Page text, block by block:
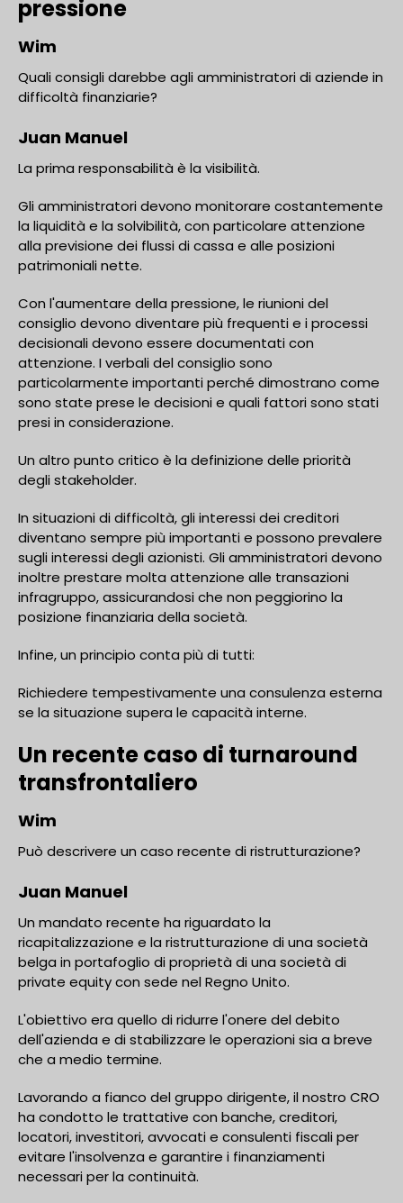
pressione
Wim
Quali consigli darebbe agli amministratori di aziende in
difficoltà finanziarie?
Juan Manuel
La prima responsabilità è la visibilità.
Gli amministratori devono monitorare costantemente
la liquidità e la solvibilità, con particolare attenzione
alla previsione dei flussi di cassa e alle posizioni
patrimoniali nette.
Con l'aumentare della pressione, le riunioni del
consiglio devono diventare più frequenti e i processi
decisionali devono essere documentati con
attenzione. I verbali del consiglio sono
particolarmente importanti perché dimostrano come
sono state prese le decisioni e quali fattori sono stati
presi in considerazione.
Un altro punto critico è la definizione delle priorità
degli stakeholder.
In situazioni di difficoltà, gli interessi dei creditori
diventano sempre più importanti e possono prevalere
sugli interessi degli azionisti. Gli amministratori devono
inoltre prestare molta attenzione alle transazioni
infragruppo, assicurandosi che non peggiorino la
posizione finanziaria della società.
Infine, un principio conta più di tutti:
Richiedere tempestivamente una consulenza esterna
se la situazione supera le capacità interne.
Un recente caso di turnaround
transfrontaliero
Wim
Può descrivere un caso recente di ristrutturazione?
Juan Manuel
Un mandato recente ha riguardato la
ricapitalizzazione e la ristrutturazione di una società
belga in portafoglio di proprietà di una società di
private equity con sede nel Regno Unito.
L'obiettivo era quello di ridurre l'onere del debito
dell'azienda e di stabilizzare le operazioni sia a breve
che a medio termine.
Lavorando a fianco del gruppo dirigente, il nostro CRO
ha condotto le trattative con banche, creditori,
locatori, investitori, avvocati e consulenti fiscali per
evitare l'insolvenza e garantire i finanziamenti
necessari per la continuità.